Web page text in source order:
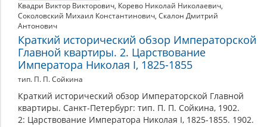
Квадри Виктор Викторович, Корево Николай Николаевич,
Соколовский Михаил Константинович, Скалон Дмитрий
Антонович
Краткий исторический обзор Императорской
Главной квартиры. 2. Царствование
Императора Николая I, 1825-1855
тип. П. П. Сойкина
Краткий исторический обзор Императорской Главной
квартиры. Санкт-Петербург: тип. П. П. Сойкина, 1902.
2: Царствование Императора Николая I, 1825-1855. 1902.